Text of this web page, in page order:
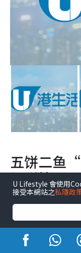
五饼二鱼
订详情
五饼二鱼“世
会套餐”预订
U Lifestyle 會使用
接受本網站之私隱政